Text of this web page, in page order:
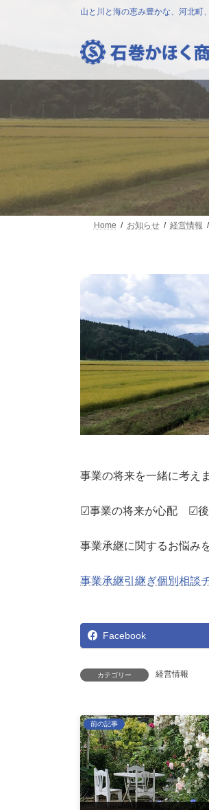
へ
ッ
プ
ョ
移
動
山と川と海の恵み豊かな、河北町
Home お知らせ 経営情報
事業の将来を一緒に考え
☑事業の将来が心配 ☑後
事業承継に関するお悩み
事業承継引継ぎ個別相談
Facebook
カテゴリー 経営情報
前の記事